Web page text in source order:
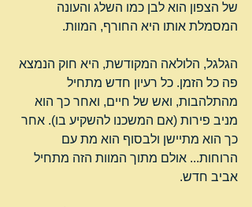
של הצפון הוא לבן כמו השלג והעונה
המסמלת אותו היא החורף, המוות.
הגלגל, הלולאה המקודשת, היא חוק הנמצא
פה כל הזמן. כל רעיון חדש מתחיל
מהתלהבות, ואש של חיים, ואחר כך הוא
מניב פירות (אם המשכנו להשקיע בו). אחר
כך הוא מתיישן ולבסוף הוא מת עם
הרוחות... אולם מתוך המוות הזה מתחיל
אביב חדש.